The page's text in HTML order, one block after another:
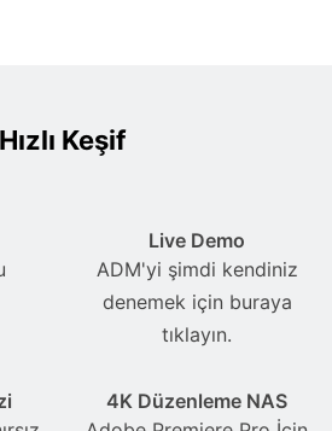
Hızlı Keşif
Live Demo
ADM'yi şimdi kendiniz
denemek için buraya
tıklayın.
4K Düzenleme NAS